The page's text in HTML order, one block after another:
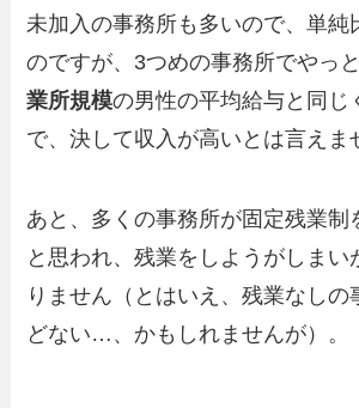
未加入の事務所も多いので、単純
のですが、3つめの事務所でやっと
業所規模の男性の平均給与と同じ
で、決して収入が高いとは言えま
あと、多くの事務所が固定残業制
と思われ、残業をしようがしまい
りません（とはいえ、残業なしの
どない…、かもしれませんが）。